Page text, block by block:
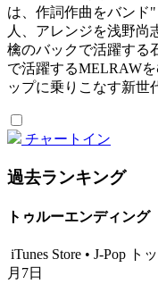
は、作詞作曲をバンド
人、アレンジを浅野尚
檎のバックで活躍する
で活躍するMELRAW
ップに乗りこなす新世
チャートイン
過去ランキング
トゥルーエンディング
iTunes Store • J-Pop ト
月7日